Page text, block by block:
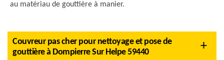
au matériau de gouttière à manier.
Couvreur pas cher pour nettoyage et pose de
gouttière à Dompierre Sur Helpe 59440